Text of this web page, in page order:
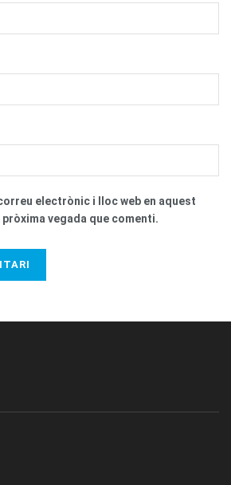
electrònic i lloc web en aquest
vegada que comenti.